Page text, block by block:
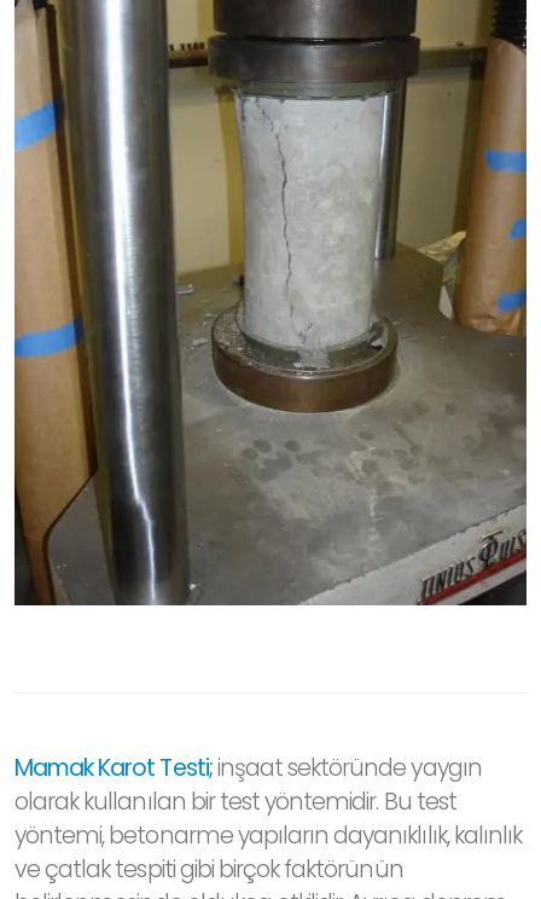
Mamak Karot Testi;inşaat sektöründe yaygın
olarak kullanılan bir test yöntemidir. Bu test
yöntemi, betonarme yapıların dayanıklılık, kalınlık
ve çatlak tespiti gibi birçok faktörünün